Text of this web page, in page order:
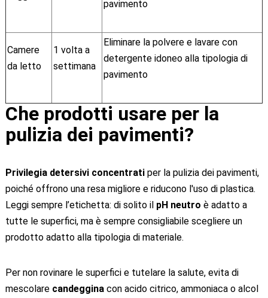
pavimento
Camere
da letto
1 volta a
settimana
Eliminare la polvere e lavare con
detergente idoneo alla tipologia di
pavimento
Che prodotti usare per la
pulizia dei pavimenti?
Privilegia detersivi concentratiper la pulizia dei pavimenti,
poiché offrono una resa migliore e riducono l'uso di plastica.
Leggi sempre l’etichetta: di solito il pH neutro è adatto a
tutte le superfici, ma è sempre consigliabile scegliere un
prodotto adatto alla tipologia di materiale.
Per non rovinare le superfici e tutelare la salute, evita di
mescolare candegginacon acido citrico, ammoniaca o alcol